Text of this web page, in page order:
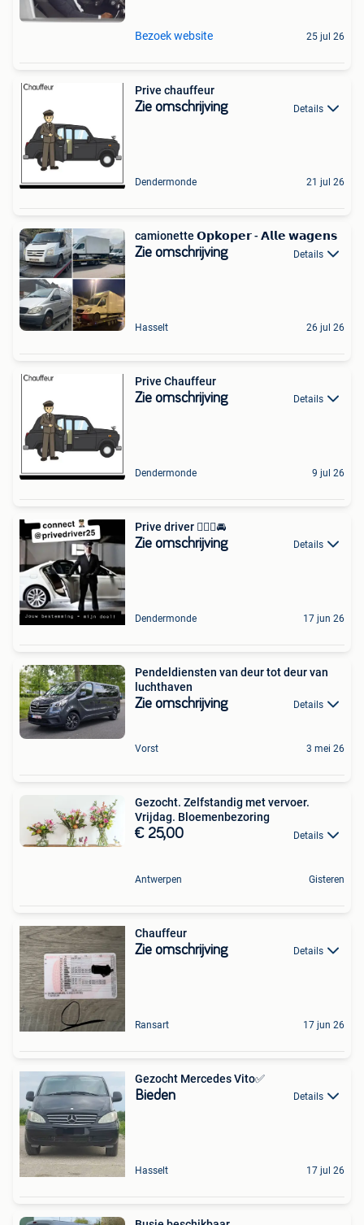
Bezoek website 25 jul 26
Prive chauffeur‍️
Zie omschrijving Details
Dendermonde 21 jul 26
camionette 𝗢𝗽𝗸𝗼𝗽𝗲𝗿 - 𝗔𝗹𝗹𝗲 𝘄𝗮𝗴𝗲𝗻𝘀️
Zie omschrijving Details
Hasselt 26 jul 26
Prive Chauffeur ‍️
Zie omschrijving Details
Dendermonde 9 jul 26
Prive driver 👨🏻‍✈️🚘
Zie omschrijving Details
Dendermonde 17 jun 26
Pendeldiensten van deur tot deur van
luchthaven
Zie omschrijving Details
Vorst 3 mei 26
Gezocht. Zelfstandig met vervoer.
Vrijdag. Bloemenbezoring
€ 25,00 Details
Antwerpen Gisteren
Chauffeur
Zie omschrijving Details
Ransart 17 jun 26
Gezocht Mercedes Vito✅
Bieden Details
Hasselt 17 jul 26